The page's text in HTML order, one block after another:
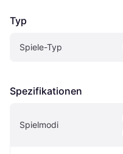
Typ
Spiele-Typ
Spezifikationen
Spielmodi